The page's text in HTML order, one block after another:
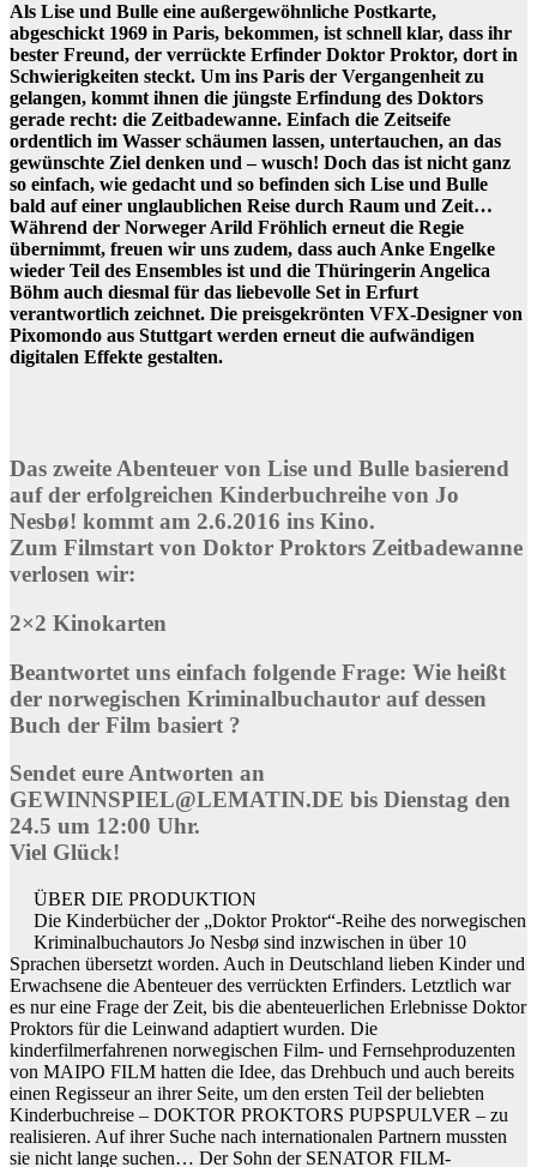
Als Lise und Bulle eine außergewöhnliche Postkarte,
abgeschickt 1969 in Paris, bekommen, ist schnell klar, dass ihr
bester Freund, der verrückte Erfinder Doktor Proktor, dort in
Schwierigkeiten steckt. Um ins Paris der Vergangenheit zu
gelangen, kommt ihnen die jüngste Erfindung des Doktors
gerade recht: die Zeitbadewanne. Einfach die Zeitseife
ordentlich im Wasser schäumen lassen, untertauchen, an das
gewünschte Ziel denken und – wusch! Doch das ist nicht ganz
so einfach, wie gedacht und so befinden sich Lise und Bulle
bald auf einer unglaublichen Reise durch Raum und Zeit…
Während der Norweger Arild Fröhlich erneut die Regie
übernimmt, freuen wir uns zudem, dass auch Anke Engelke
wieder Teil des Ensembles ist und die Thüringerin Angelica
Böhm auch diesmal für das liebevolle Set in Erfurt
verantwortlich zeichnet. Die preisgekrönten VFX-Designer von
Pixomondo aus Stuttgart werden erneut die aufwändigen
digitalen Effekte gestalten.
Das zweite Abenteuer von Lise und Bulle basierend
auf der erfolgreichen Kinderbuchreihe von Jo
Nesbø! kommt am 2.6.2016 ins Kino.
Zum Filmstart von Doktor Proktors Zeitbadewanne
verlosen wir:
2×2 Kinokarten
Beantwortet uns einfach folgende Frage: Wie heißt
der norwegischen Kriminalbuchautor auf dessen
Buch der Film basiert ?
Sendet eure Antworten an
GEWINNSPIEL@LEMATIN.DE bis Dienstag den
24.5 um 12:00 Uhr.
Viel Glück!
ÜBER DIE PRODUKTION
Die Kinderbücher der „Doktor Proktor“-Reihe des norwegischen
Kriminalbuchautors Jo Nesbø sind inzwischen in über 10
Sprachen übersetzt worden. Auch in Deutschland lieben Kinder und
Erwachsene die Abenteuer des verrückten Erfinders. Letztlich war
es nur eine Frage der Zeit, bis die abenteuerlichen Erlebnisse Doktor
Proktors für die Leinwand adaptiert wurden. Die
kinderfilmerfahrenen norwegischen Film- und Fernsehproduzenten
von MAIPO FILM hatten die Idee, das Drehbuch und auch bereits
einen Regisseur an ihrer Seite, um den ersten Teil der beliebten
Kinderbuchreise – DOKTOR PROKTORS PUPSPULVER – zu
realisieren. Auf ihrer Suche nach internationalen Partnern mussten
sie nicht lange suchen… Der Sohn der SENATOR FILM-